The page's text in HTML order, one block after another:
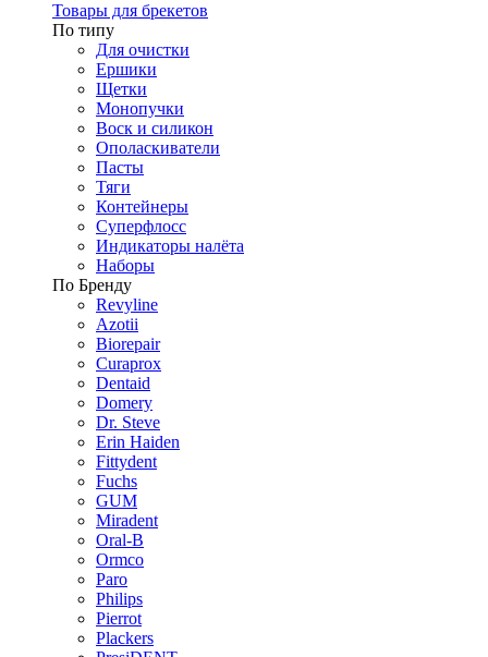
Товары для брекетов
По типу
Для очистки
Ершики
Щетки
Монопучки
Воск и силикон
Ополаскиватели
Пасты
Тяги
Контейнеры
Суперфлосс
Индикаторы налёта
Наборы
По Бренду
Revyline
Azotii
Biorepair
Curaprox
Dentaid
Domery
Dr. Steve
Erin Haiden
Fittydent
Fuchs
GUM
Miradent
Oral-B
Ormco
Paro
Philips
Pierrot
Plackers